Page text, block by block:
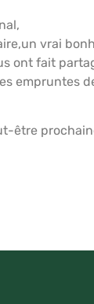
vrai
ont fait
empruntes
être